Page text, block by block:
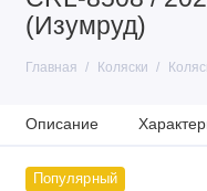
(Изумруд)
Главная Коляски
Описание
Популярный